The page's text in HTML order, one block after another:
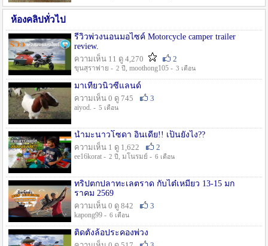
ห้องคลิปทั่วไป
รีวิวพ่วงนอนมอไซค์ Motorcycle camper trailer
review.
ความเห็น 11 ดู 4,270
2
ขุนสุราพ่าย - 2 ปี , moothong105 - 3 เดือน
มาเที่ยวนิวซีแลนด์
ความเห็น 0 ดู 745
3
aiyod. - 5 เดือน
น้ำมะนาวโซดา อินเดีย!! เป็นยังไง??
ความเห็น 1 ดู 1,622
2
ee16korat - 2 ปี , มโนรมย์ - 6 เดือน
ทริปตกปลาทะเลตราด กับไต๋เหมี่ยว 13-15 มก
ราคม 2569
ความเห็น 0 ดู 842
3
kapong99 - 6 เดือน
ติดตั้งล้อประคองพ่วง